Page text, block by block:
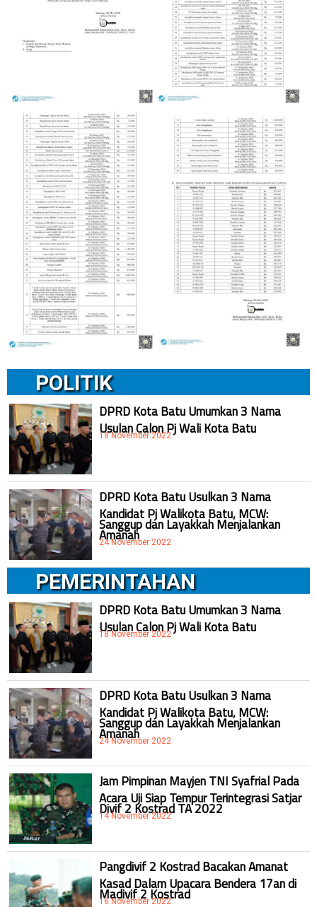
POLITIK
DPRD Kota Batu Umumkan 3 Nama
Usulan Calon Pj Wali Kota Batu
18 November 2022
DPRD Kota Batu Usulkan 3 Nama
Kandidat Pj Walikota Batu, MCW:
Sanggup dan Layakkah Menjalankan
Amanah
24 November 2022
PEMERINTAHAN
DPRD Kota Batu Umumkan 3 Nama
Usulan Calon Pj Wali Kota Batu
18 November 2022
DPRD Kota Batu Usulkan 3 Nama
Kandidat Pj Walikota Batu, MCW:
Sanggup dan Layakkah Menjalankan
Amanah
24 November 2022
Jam Pimpinan Mayjen TNI Syafrial Pada
Acara Uji Siap Tempur Terintegrasi Satjar
Divif 2 Kostrad TA 2022
14 November 2022
Pangdivif 2 Kostrad Bacakan Amanat
Kasad Dalam Upacara Bendera 17an di
Madivif 2 Kostrad
16 November 2022